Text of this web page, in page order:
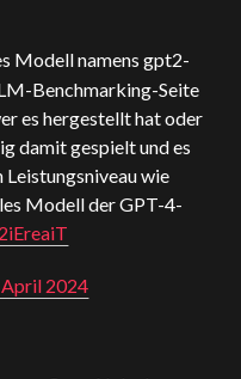
Modell namens gpt2-
Benchmarking-Seite
es hergestellt hat oder
damit gespielt und es
wie
Modell der GPT-4-
April 2024